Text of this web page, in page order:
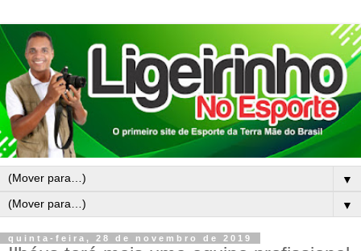
▼
▼
quinta-feira, 28 de novembro de 2019